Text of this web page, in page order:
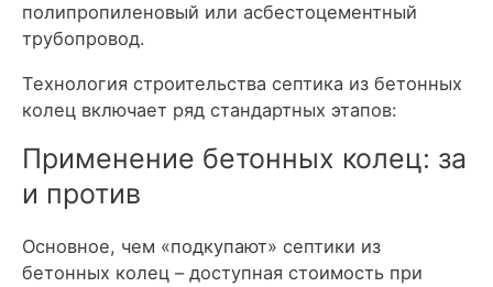
полипропиленовый или асбестоцементный
трубопровод.
Технология строительства септика из бетонных
колец включает ряд стандартных этапов:
Применение бетонных колец: за
и против
Основное, чем «подкупают» септики из
бетонных колец – доступная стоимость при